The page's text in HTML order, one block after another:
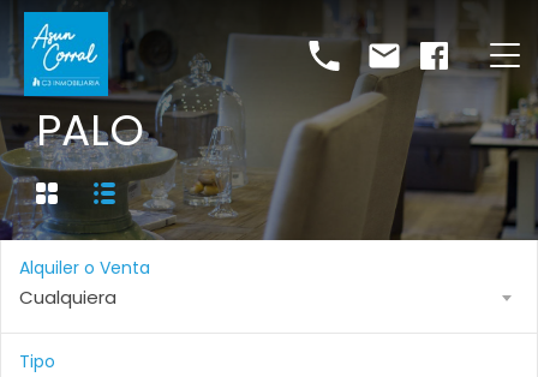
PALO
Alquiler o Venta
Cualquiera
Tipo